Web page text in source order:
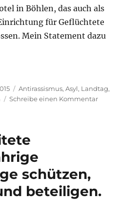
besser
in Böhlen, das auch als
für Geflüchtete
Mein Statement dazu
Gewalt gegen Unterkünfte von
Kategorien
Antirassismus,Asyl, Landtag,
Schreibe einen Kommentarzu
schützen,
beteiligen.